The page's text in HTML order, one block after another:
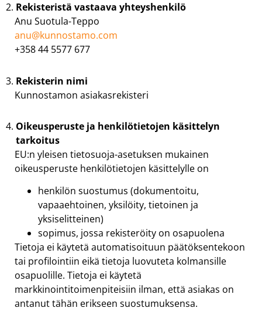
Rekisteristä vastaava yhteyshenkilö
Anu Suotula-Teppo
anu@kunnostamo.com
+358 44 5577 677
Rekisterin nimi
Kunnostamon asiakasrekisteri
Oikeusperuste ja henkilötietojen käsittelyn
tarkoitus
EU:n yleisen tietosuoja-asetuksen mukainen
oikeusperuste henkilötietojen käsittelylle on
henkilön suostumus (dokumentoitu,
vapaaehtoinen, yksilöity, tietoinen ja
yksiselitteinen)
sopimus, jossa rekisteröity on osapuolena
Tietoja ei käytetä automatisoituun päätöksentekoon
tai profilointiin eikä tietoja luovuteta kolmansille
osapuolille. Tietoja ei käytetä
markkinointitoimenpiteisiin ilman, että asiakas on
antanut tähän erikseen suostumuksensa.